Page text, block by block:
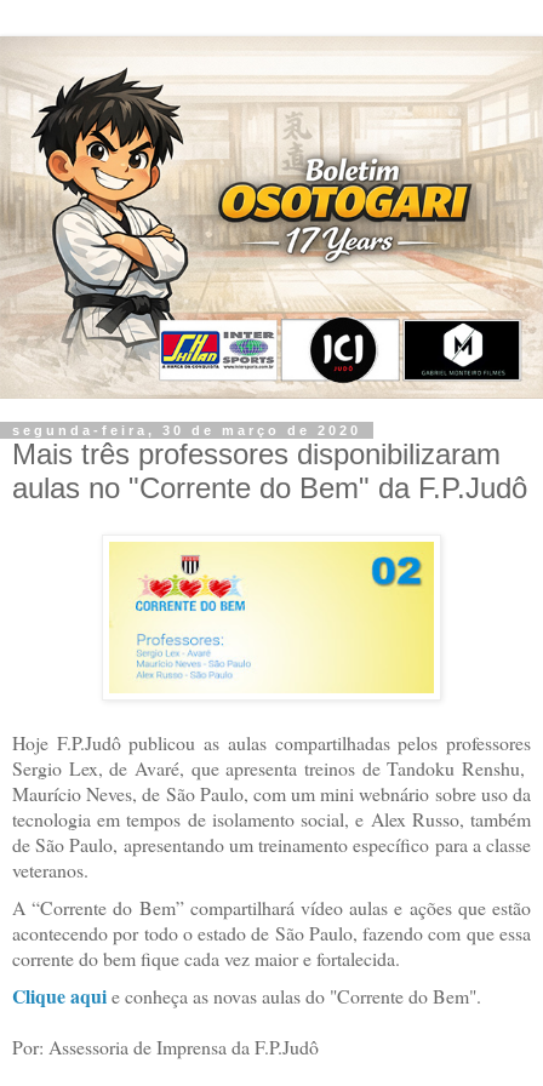
segunda-feira, 30 de março de 2020
Mais três professores disponibilizaram
aulas no "Corrente do Bem" da F.P.Judô
Hoje F.P.Judô publicou as aulas compartilhadas pelos professores
Sergio Lex, de Avaré, que apresenta treinos de Tandoku Renshu,
Maurício Neves, de São Paulo, com um mini webnário sobre uso da
tecnologia em tempos de isolamento social, e Alex Russo, também
de São Paulo, apresentando um treinamento específico para a classe
veteranos.
A “Corrente do Bem” compartilhará vídeo aulas e ações que estão
acontecendo por todo o estado de São Paulo, fazendo com que essa
corrente do bem fique cada vez maior e fortalecida.
Clique aquie conheça as novas aulas do "Corrente do Bem".
Por: Assessoria de Imprensa da F.P.Judô